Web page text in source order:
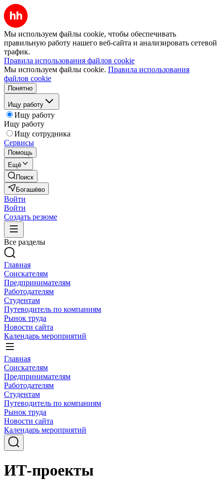
Мы используем файлы cookie, чтобы обеспечивать
правильную работу нашего веб-сайта и анализировать сетевой
трафик.
Правила использования файлов cookie
Мы используем файлы cookie. Правила использования
файлов cookie
Понятно
Ищу работу
Ищу работу
Ищу работу
Ищу сотрудника
Сервисы
Помощь
Ещё
Поиск
Богашёво
Войти
Войти
Создать резюме
Все разделы
Главная
Соискателям
Предпринимателям
Работодателям
Студентам
Путеводитель по компаниям
Рынок труда
Новости сайта
Календарь мероприятий
Главная
Соискателям
Предпринимателям
Работодателям
Студентам
Путеводитель по компаниям
Рынок труда
Новости сайта
Календарь мероприятий
ИТ-проекты